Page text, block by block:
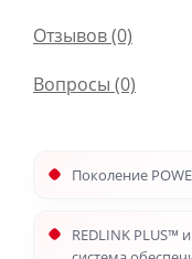
Отзывов (0)
Вопросы (0)
Поколение
REDLINK PLUS™